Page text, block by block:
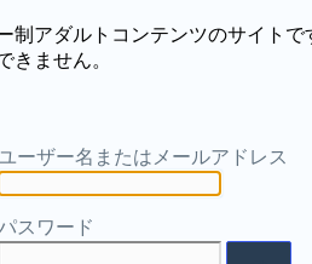
制アダルトコンテンツのサイト
きません。
ユーザー名またはメールアドレス
スワード